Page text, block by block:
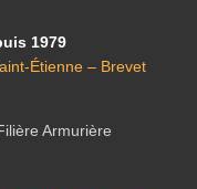
1979
Étienne – Brevet
Armurière